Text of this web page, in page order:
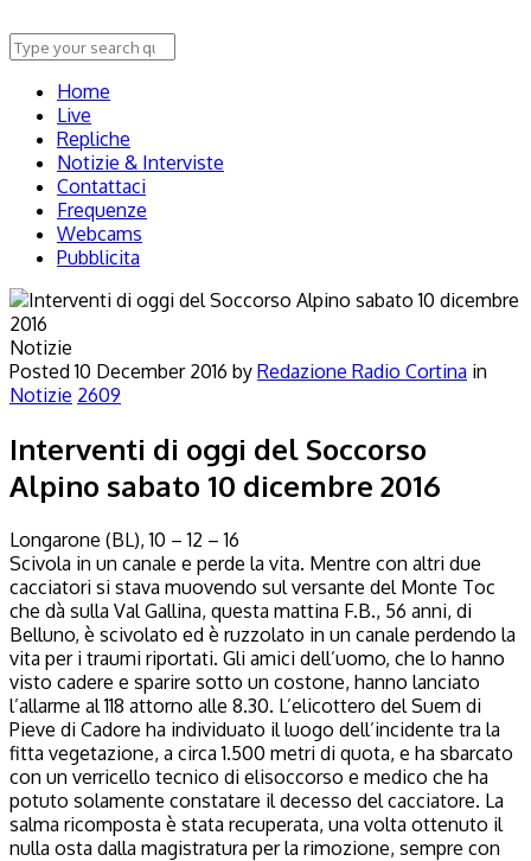
Home
Live
Repliche
Notizie & Interviste
Contattaci
Frequenze
Webcams
Pubblicita
Notizie
Posted10 December 2016 by Redazione Radio Cortina in
Notizie 2609
Interventi di oggi del Soccorso
Alpino sabato 10 dicembre 2016
Longarone (BL), 10 – 12 – 16
Scivola in un canale e perde la vita. Mentre con altri due
cacciatori si stava muovendo sul versante del Monte Toc
che dà sulla Val Gallina, questa mattina F.B., 56 anni, di
Belluno, è scivolato ed è ruzzolato in un canale perdendo la
vita per i traumi riportati. Gli amici dell’uomo, che lo hanno
visto cadere e sparire sotto un costone, hanno lanciato
l’allarme al 118 attorno alle 8.30. L’elicottero del Suem di
Pieve di Cadore ha individuato il luogo dell’incidente tra la
fitta vegetazione, a circa 1.500 metri di quota, e ha sbarcato
con un verricello tecnico di elisoccorso e medico che ha
potuto solamente constatare il decesso del cacciatore. La
salma ricomposta è stata recuperata, una volta ottenuto il
nulla osta dalla magistratura per la rimozione, sempre con